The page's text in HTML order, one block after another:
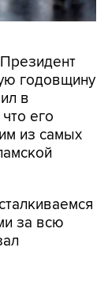
Президент
годовщину
в
его
из самых
за всю